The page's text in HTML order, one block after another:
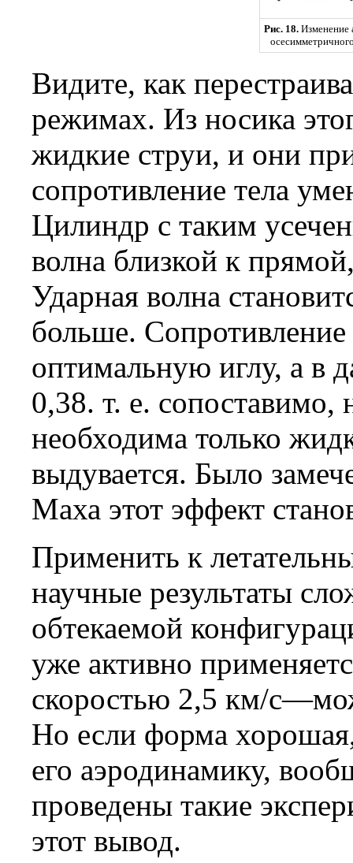
Рис. 18. Изменение
Видите, как
режимах. Из носика
жидкие струи, и они
сопротивление тела
Цилиндр с таким
волна близкой к
Ударная волна
больше. Сопротивление
оптимальную иглу, а в
0,38. т. е. сопоставимо,
необходима только
выдувается. Было
Маха этот эффект
Применить к
научные результаты
обтекаемой
уже активно
скоростью 2,5 км/
Но если форма
его аэродинамику,
проведены такие
этот вывод.